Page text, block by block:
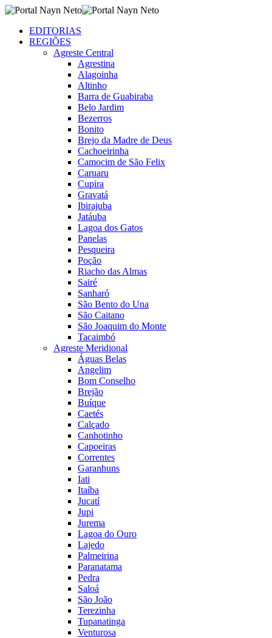
EDITORIAS
REGIÕES
Agreste Central
Agrestina
Alagoinha
Altinho
Barra de Guabiraba
Belo Jardim
Bezerros
Bonito
Brejo da Madre de Deus
Cachoeirinha
Camocim de São Felix
Caruaru
Cupira
Gravatá
Ibirajuba
Jatáuba
Lagoa dos Gatos
Panelas
Pesqueira
Poção
Riacho das Almas
Sairé
Sanharó
São Bento do Una
São Caitano
São Joaquim do Monte
Tacaimbó
Agreste Meridional
Águas Belas
Angelim
Bom Conselho
Brejão
Buíque
Caetés
Calçado
Canhotinho
Capoeiras
Correntes
Garanhuns
Iati
Itaíba
Jucatí
Jupi
Jurema
Lagoa do Ouro
Lajedo
Palmeirina
Paranatama
Pedra
Saloá
São João
Terezinha
Tupanatinga
Venturosa